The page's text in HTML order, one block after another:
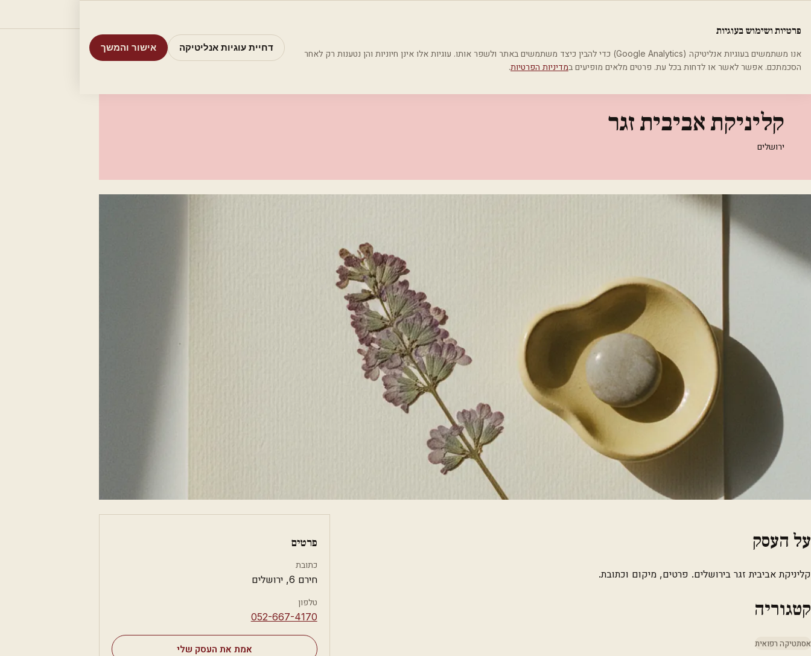
בית קטגוריות אסתטיקה רפואית
קליניקת אביבית זגר
ירושלים
על העסק
קליניקת אביבית זגר בירושלים. פרטים, מיקום וכתובת.
קטגוריה
אסתטיקה רפואית
פרטים
כתובת
חירם 6, ירושלים
טלפון
⁦052-667-4170⁩
אמת את העסק שלי
פרטיות ושימוש בעוגיות
אנו משתמשים בעוגיות אנליטיקה (Google Analytics) כדי להבין כיצד משתמשים באתר ולשפר אותו. עוגיות אלו אינן חיוניות והן נטענות רק לאחר
הסכמתכם. אפשר לאשר או לדחות בכל עת. פרטים מלאים מופיעים במדיניות הפרטיות.
דחיית עוגיות אנליטיקה אישור והמשך